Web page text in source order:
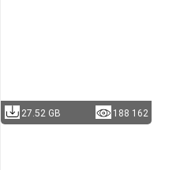
27.52 GB 188 162